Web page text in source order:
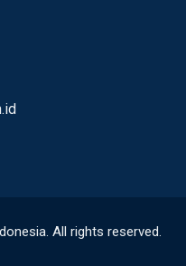
All rights reserved.